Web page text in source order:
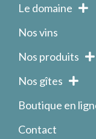
Le domaine
Nos vins
Nos produits
Nos gîtes
Boutique en
Contact